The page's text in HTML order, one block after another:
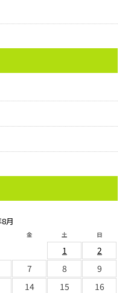
月
金 土 日
1
2
7 8
9
14 15
16